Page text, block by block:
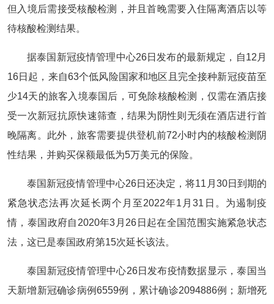
但入境后需接受核酸检测，并且首晚需要入住隔离酒店以等
待核酸检测结果。
据泰国新冠疫情管理中心26日发布的最新规定，自12月
16日起，来自63个低风险国家和地区且完全接种新冠疫苗至
少14天的旅客入境泰国后，可免除核酸检测，仅需在酒店接
受一次新冠抗原快速筛查，结果为阴性则无须在酒店进行首
晚隔离。此外，旅客需要提供登机前72小时内的核酸检测阴
性结果，并购买保额最低为5万美元的保险。
泰国新冠疫情管理中心26日还决定，将11月30日到期的
紧急状态法再次延长两个月至2022年1月31日。为遏制疫
情，泰国政府自2020年3月26日起在全国范围实施紧急状态
法，这已是泰国政府第15次延长该法。
泰国新冠疫情管理中心26日发布疫情数据显示，泰国当
天新增新冠确诊病例6559例，累计确诊2094886例；新增死